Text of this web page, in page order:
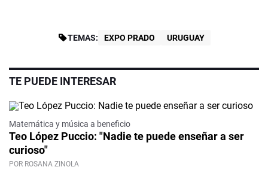
TEMAS: EXPO PRADO URUGUAY
TE PUEDE INTERESAR
Matemática y música a beneficio
Teo López Puccio: "Nadie te puede enseñar a ser
curioso"
POR ROSANA ZINOLA